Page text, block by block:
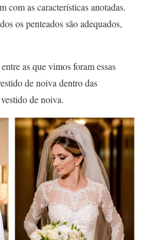
com as características anotadas.
os penteados são adequados,
as que vimos foram essas
de noiva dentro das
de noiva.